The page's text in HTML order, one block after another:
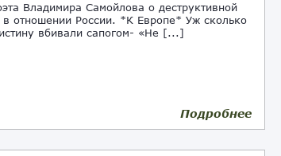
Владимира Самойлова о деструктивной
в отношении России. *К Европе* Уж сколько
вбивали сапогом- «Не [...]
Подробнее